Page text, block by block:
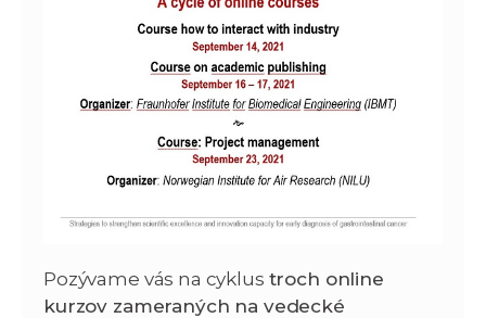
Pozývame vás na cyklus troch online
kurzov zameraných na vedecké